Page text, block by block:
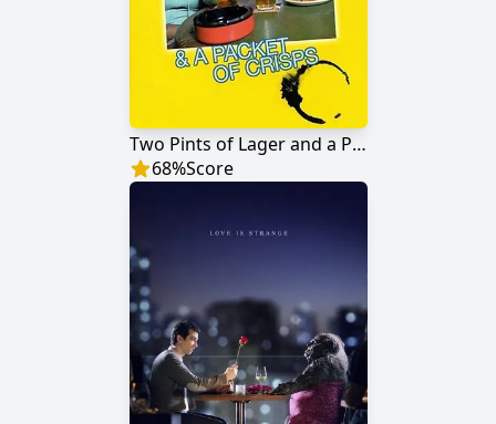
Two Pints of Lager and a Packet of Crisps
68%Score